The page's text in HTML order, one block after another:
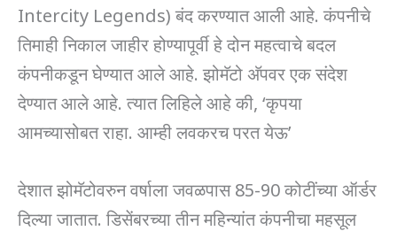
Intercity Legends) बंद करण्यात आली आहे. कंपनीचे
तिमाही निकाल जाहीर होण्यापूर्वी हे दोन महत्वाचे बदल
कंपनीकडून घेण्यात आले आहे. झोमॅटो अ‍ॅपवर एक संदेश
देण्यात आले आहे. त्यात लिहिले आहे की, ‘कृपया
आमच्यासोबत राहा. आम्ही लवकरच परत येऊ’
देशात झोमॅटोवरुन वर्षाला जवळपास 85-90 कोटींच्या ऑर्डर
दिल्या जातात. डिसेंबरच्या तीन महिन्यांत कंपनीचा महसूल